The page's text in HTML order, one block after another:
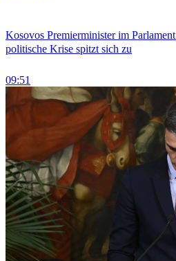
Kosovos Premierminister im
politische Krise spitzt sich zu
09:51